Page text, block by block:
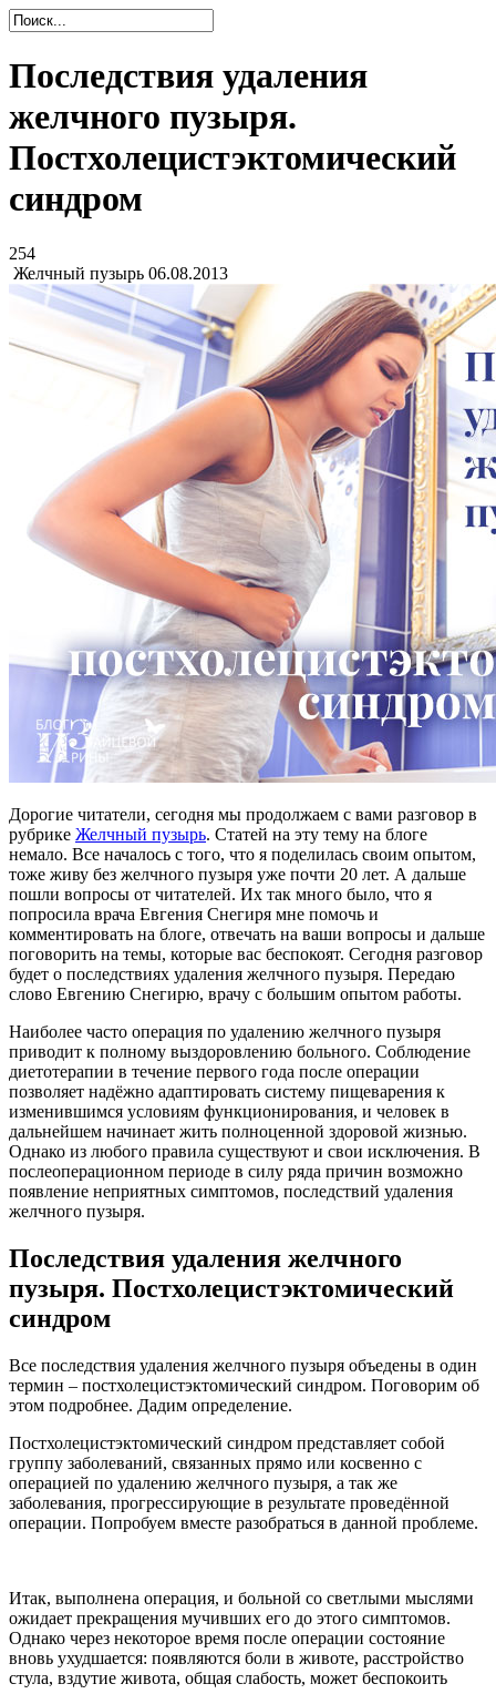
Последствия удаления
желчного пузыря.
Постхолецистэктомический
синдром
254
Желчный пузырь 06.08.2013
Дорогие читатели, сегодня мы продолжаем с вами разговор в
рубрике Желчный пузырь. Статей на эту тему на блоге
немало. Все началось с того, что я поделилась своим опытом,
тоже живу без желчного пузыря уже почти 20 лет. А дальше
пошли вопросы от читателей. Их так много было, что я
попросила врача Евгения Снегиря мне помочь и
комментировать на блоге, отвечать на ваши вопросы и дальше
поговорить на темы, которые вас беспокоят. Сегодня разговор
будет о последствиях удаления желчного пузыря. Передаю
слово Евгению Снегирю, врачу с большим опытом работы.
Наиболее часто операция по удалению желчного пузыря
приводит к полному выздоровлению больного. Соблюдение
диетотерапии в течение первого года после операции
позволяет надёжно адаптировать систему пищеварения к
изменившимся условиям функционирования, и человек в
дальнейшем начинает жить полноценной здоровой жизнью.
Однако из любого правила существуют и свои исключения. В
послеоперационном периоде в силу ряда причин возможно
появление неприятных симптомов, последствий удаления
желчного пузыря.
Последствия удаления желчного
пузыря. Постхолецистэктомический
синдром
Все последствия удаления желчного пузыря объедены в один
термин – постхолецистэктомический синдром. Поговорим об
этом подробнее. Дадим определение.
Постхолецистэктомический синдром представляет собой
группу заболеваний, связанных прямо или косвенно с
операцией по удалению желчного пузыря, а так же
заболевания, прогрессирующие в результате проведённой
операции. Попробуем вместе разобраться в данной проблеме.
Итак, выполнена операция, и больной со светлыми мыслями
ожидает прекращения мучивших его до этого симптомов.
Однако через некоторое время после операции состояние
вновь ухудшается: появляются боли в животе, расстройство
стула, вздутие живота, общая слабость, может беспокоить